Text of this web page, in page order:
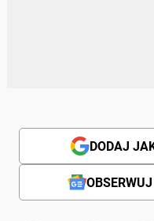
DODAJ